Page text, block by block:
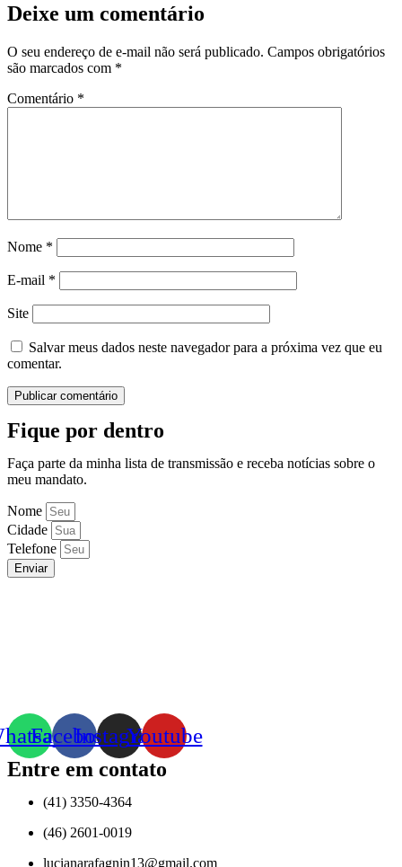
Deixe um comentário
O seu endereço de e-mail não será publicado. Campos obrigatórios
são marcados com *
Comentário *
Nome *
E-mail *
Site
Salvar meus dados neste navegador para a próxima vez que eu
comentar.
Fique por dentro
Faça parte da minha lista de transmissão e receba notícias sobre o
meu mandato.
Nome
Cidade
Telefone
Enviar
FacebookInstagramYoutube
Entre em contato
(41) 3350-4364
(46) 2601-0019
lucianarafagnin13@gmail.com